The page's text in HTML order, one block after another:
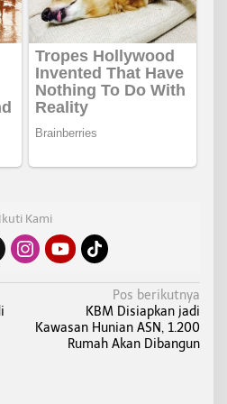
Ikuti Kami
Pos berikutnya
KBM Disiapkan jadi
Kawasan Hunian ASN, 1.200
Rumah Akan Dibangun